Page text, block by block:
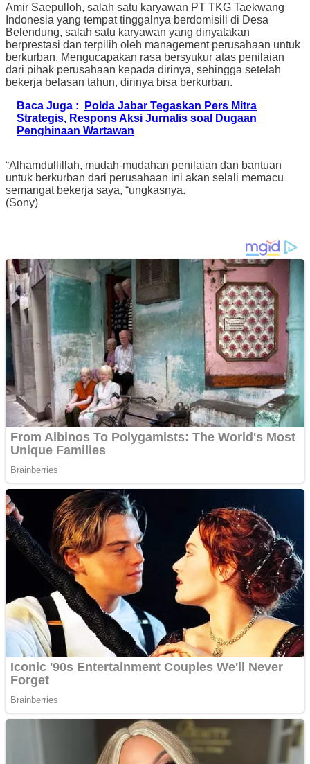
Amir Saepulloh, salah satu karyawan PT TKG Taekwang
Indonesia yang tempat tinggalnya berdomisili di Desa
Belendung, salah satu karyawan yang dinyatakan
berprestasi dan terpilih oleh management perusahaan untuk
berkurban. Mengucapakan rasa bersyukur atas penilaian
dari pihak perusahaan kepada dirinya, sehingga setelah
bekerja belasan tahun, dirinya bisa berkurban.
Baca Juga :
Polda Jabar Tegaskan Pers Mitra
Strategis, Respons Aksi Jurnalis soal Dugaan
Penghinaan Wartawan
“Alhamdullillah, mudah-mudahan penilaian dan bantuan
untuk berkurban dari perusahaan ini akan selali memacu
semangat bekerja saya, “ungkasnya.
(Sony)